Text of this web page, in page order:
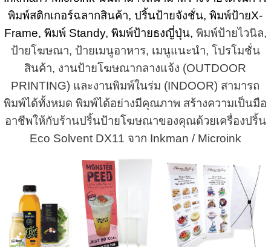
พิมพ์สติกเกอร์ฉลากสินค้า, ปริ้นป้ายจังชั่น, พิมพ์ป้ายX-
Frame, พิมพ์ Standy, พิมพ์ป้ายธงญี่ปุ่น, พิมพ์ป้ายไวนิล,
ป้ายโฆษณา, ป้ายเมนูอาหาร, เมนูแนะนำ, โปรโมชั่น
สินค้า, งานป้ายโฆษณากลางแจ้ง (OUTDOOR
PRINTING) และงานพิมพ์ในร่ม (INDOOR) สามารถ
พิมพ์ได้ทั้งหมด พิมพ์ได้อย่างมีคุณภาพ สร้างความเป็นมือ
อาชีพให้กับร้านปริ้นป้ายโฆษณาของคุณด้วยเครื่องปริ้น
Eco Solvent DX11 จาก Inkman / Microink